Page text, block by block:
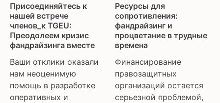
Присоединяйтесь к
нашей встрече
членов_к TGEU:
Преодолеем кризис
фандрайзинга вместе
Ваши отклики оказали
нам неоценимую
помощь в разработке
оперативных и
Ресурсы для
сопротивления:
фандрайзинг и
процветание в трудные
времена
Финансирование
правозащитных
организаций остается
серьезной проблемой,